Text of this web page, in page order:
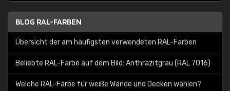
BLOG RAL-FARBEN
Übersicht der am häufigsten verwendeten RAL-Farben
Beliebte RAL-Farbe auf dem Bild: Anthrazitgrau (RAL 7016)
Welche RAL-Farbe für weiße Wände und Decken wählen?